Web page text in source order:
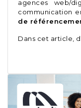
agences web/
communication
de
Dans cet article,